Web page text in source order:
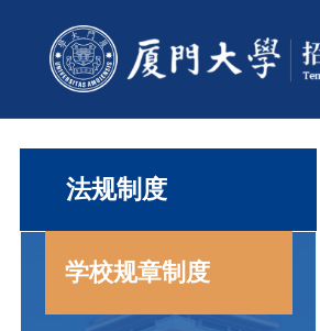
法规制度
学校规章制度